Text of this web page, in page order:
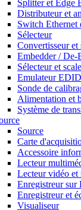
Splitter et Edge
Distributeur et
Switch Ethernet
Sélecteur
Convertisseur et
Embedder / De-
Sélecteur et
Emulateur EDID
Sonde de
Alimentation et
Système de
Source
Carte
Accessoire
Lecteur
Lecteur vidéo et
Enregistreur sur
Enregistreur et
Visualiseur